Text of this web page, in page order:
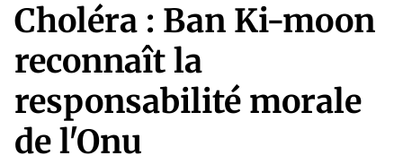
Choléra : Ban Ki-moon
reconnaît la
responsabilité morale
de l'Onu